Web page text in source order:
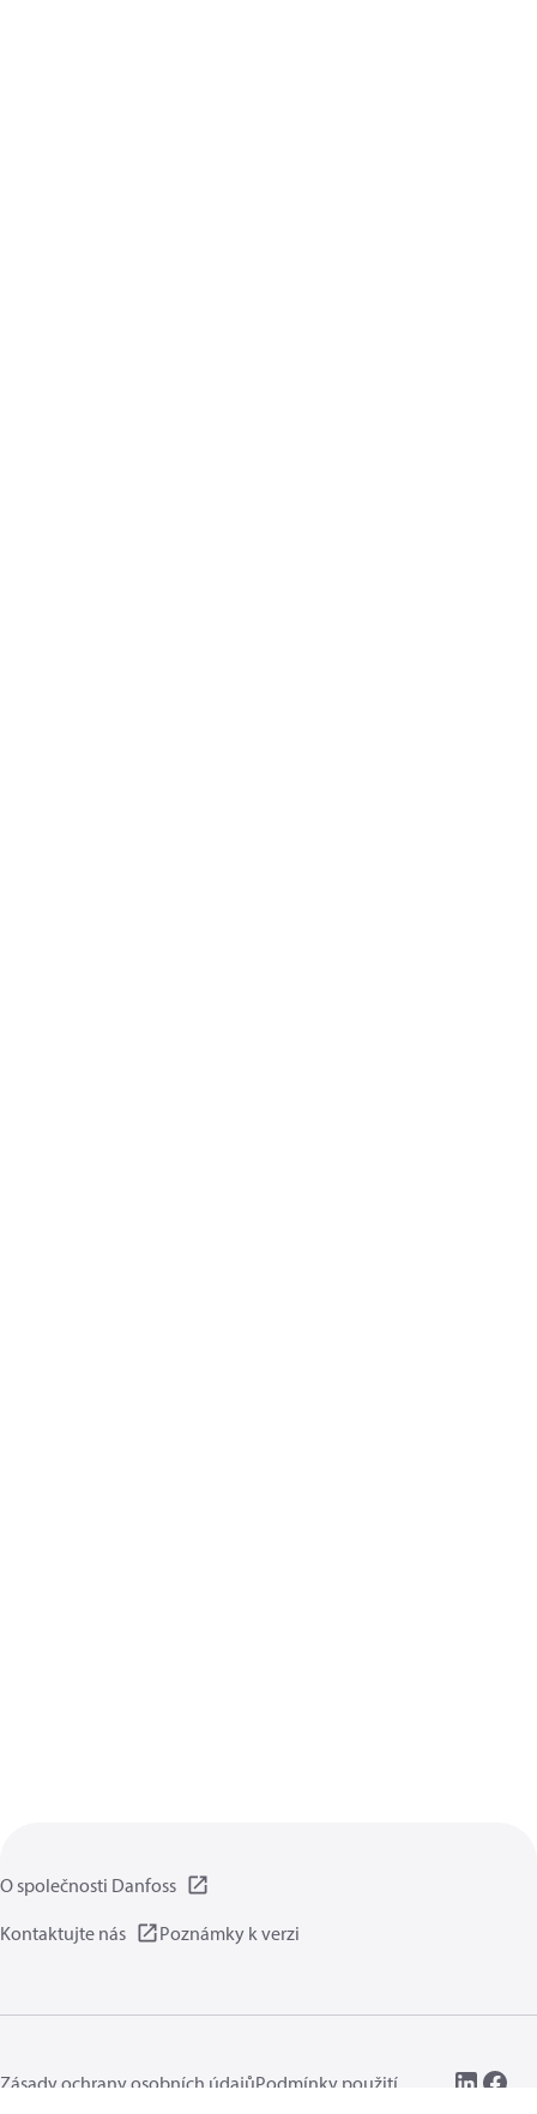
O společnosti Danfoss
Kontaktujte nás
Poznámky k verzi
Zásady ochrany osobních údajůPodmínky použití